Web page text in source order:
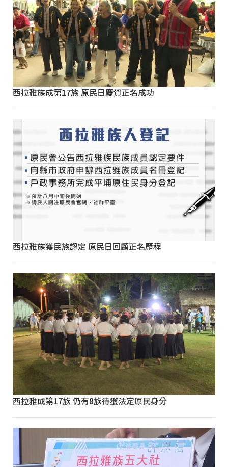
西拉雅族成第17族 原民日慶賀正名成功
西拉雅族獲民族認定 原民日回顧正名歷程
西拉雅成第17族 仍有8族待獲法定原民身分